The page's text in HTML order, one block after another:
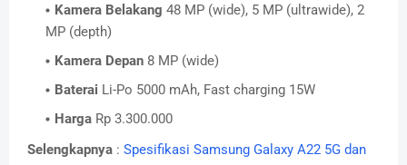
Kamera Belakang 48 MP (wide), 5 MP (ultrawide), 2
MP (depth)
Kamera Depan 8 MP (wide)
Baterai Li-Po 5000 mAh, Fast charging 15W
Harga Rp 3.300.000
Selengkapnya : Spesifikasi Samsung Galaxy A22 5G dan